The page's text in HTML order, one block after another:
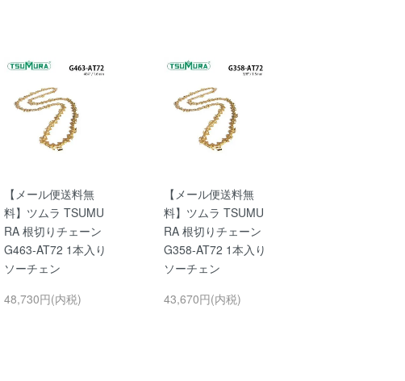
【メール便送料無
料】ツムラ TSUMU
RA 根切りチェーン
G463-AT72 1本入り
ソーチェン
48,730円(内税)
【メール便送料無
料】ツムラ TSUMU
RA 根切りチェーン
G358-AT72 1本入り
ソーチェン
43,670円(内税)